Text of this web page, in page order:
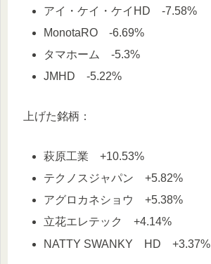
アイ・ケイ・ケイHD -7.58%
MonotaRO -6.69%
タマホーム -5.3%
JMHD -5.22%
上げた銘柄：
萩原工業 +10.53%
テクノスジャパン +5.82%
アグロカネショウ +5.38%
立花エレテック +4.14%
NATTY SWANKY HD +3.37%